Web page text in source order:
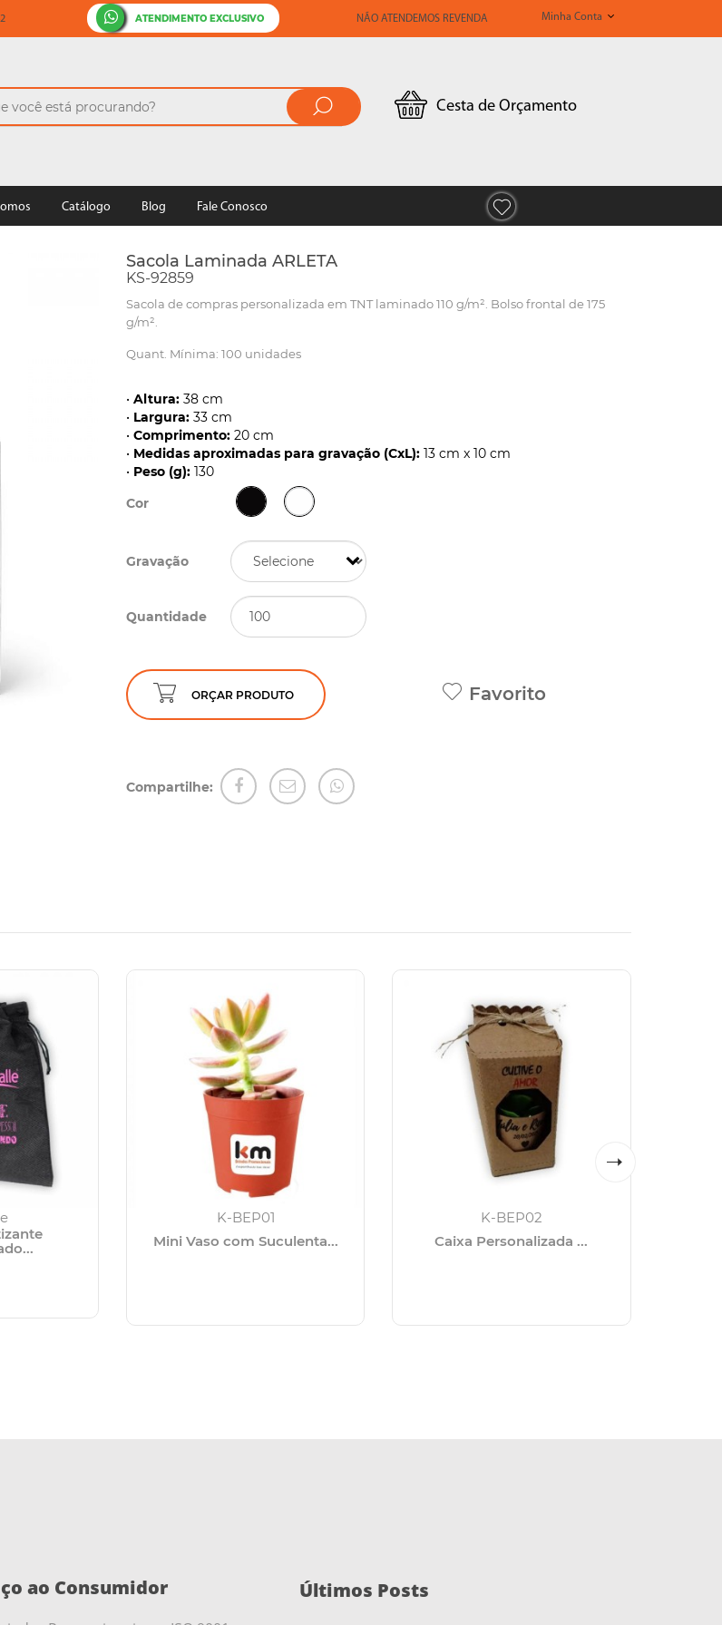
ATENDIMENTO EXCLUSIVO NÃO ATENDEMOS REVENDA Minha Conta
Cesta de Orçamento
Catálogo Blog Fale Conosco
Sacola Laminada ARLETA
KS-92859
Sacola de compras personalizada em TNT laminado 110 g/m². Bolso frontal de 175
g/m².
Quant. Mínima: 100 unidades
• Altura: 38 cm
• Largura: 33 cm
• Comprimento: 20 cm
• Medidas aproximadas para gravação (CxL): 13 cm x 10 cm
• Peso (g): 130
Cor
Gravação
Quantidade
ORÇAR PRODUTO Favorito
Compartilhe:
K-BEP01
Mini Vaso com Suculenta...
K-BEP02
Caixa Personalizada ...
ao Consumidor Últimos Posts